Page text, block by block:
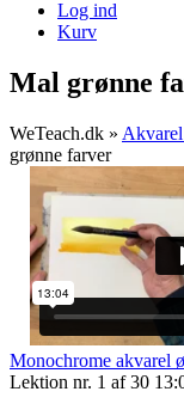
Log ind
Kurv
Mal grønne
WeTeach.dk »
grønne farver
Monochrome akvarel
Lektion nr. 1 af 30